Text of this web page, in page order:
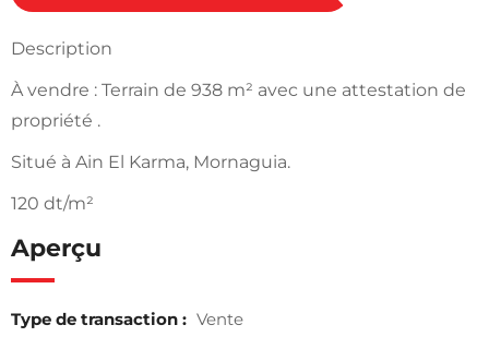
Description
À vendre : Terrain de 938 m² avec une attestation de
propriété .
Situé à Ain El Karma, Mornaguia.
120 dt/m²
Aperçu
Type de transaction : Vente